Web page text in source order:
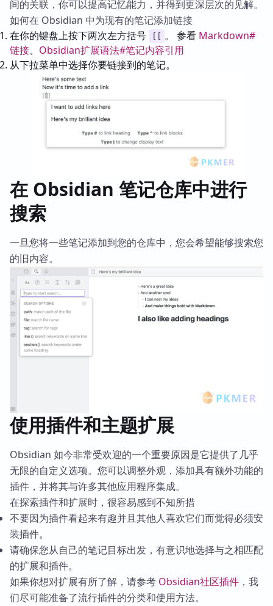
间的关联，你可以提高记忆能力，并得到更深层次的见解。
如何在 Obsidian 中为现有的笔记添加链接
在你的键盘上按下两次左方括号
[[ 。 参看 Markdown#
链接、 Obsidian扩展语法#笔记内容引用
从下拉菜单中选择你要链接到的笔记。
在 Obsidian 笔记仓库中进行
搜索
一旦您将一些笔记添加到您的仓库中，您会希望能够搜索您
的旧内容。
使用插件和主题扩展
Obsidian 如今非常受欢迎的一个重要原因是它提供了几乎
无限的自定义选项。您可以调整外观，添加具有额外功能的
插件，并将其与许多其他应用程序集成。
在探索插件和扩展时，很容易感到不知所措
不要因为插件看起来有趣并且其他人喜欢它们而觉得必须安
装插件。
请确保您从自己的笔记目标出发，有意识地选择与之相匹配
的扩展和插件。
如果你想对扩展有所了解，请参考 Obsidian社区插件 ，我
们尽可能准备了流行插件的分类和使用方法。